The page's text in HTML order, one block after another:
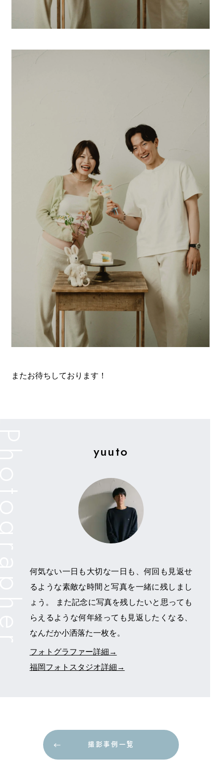
またお待ちしております！
yuuto
何気ない一日も大切な一日も、何回も見返せ
るような素敵な時間と写真を一緒に残しまし
ょう。 また記念に写真を残したいと思っても
らえるような何年経っても見返したくなる、
なんだか小洒落た一枚を。
フォトグラファー詳細→
福岡フォトスタジオ詳細→
撮影事例一覧